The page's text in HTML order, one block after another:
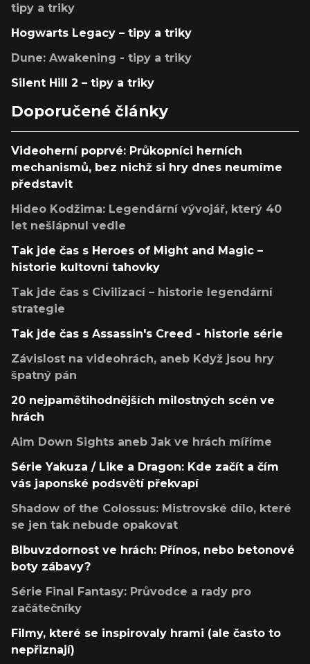
tipy a triky
Hogwarts Legacy – tipy a triky
Dune: Awakening - tipy a triky
Silent Hill 2 – tipy a triky
Doporučené články
Videoherní poprvé: Průkopníci herních
mechanismů, bez nichž si hry dnes neumíme
představit
Hideo Kodžima: Legendární vývojář, který 40
let nešlápnul vedle
Tak jde čas s Heroes of Might and Magic –
historie kultovní tahovky
Tak jde čas s Civilizací – historie legendární
strategie
Tak jde čas s Assassin's Creed - historie série
Závislost na videohrách, aneb Když jsou hry
špatný pán
20 nejpamětihodnějších milostných scén ve
hrách
Aim Down Sights aneb Jak ve hrách míříme
Série Yakuza / Like a Dragon: Kde začít a čím
vás japonské podsvětí překvapí
Shadow of the Colossus: Mistrovské dílo, které
se jen tak nebude opakovat
Blbuvzdornost ve hrách: Přínos, nebo betonové
boty zábavy?
Série Final Fantasy: Průvodce a rady pro
začátečníky
Filmy, které se inspirovaly hrami (ale často to
nepřiznají)